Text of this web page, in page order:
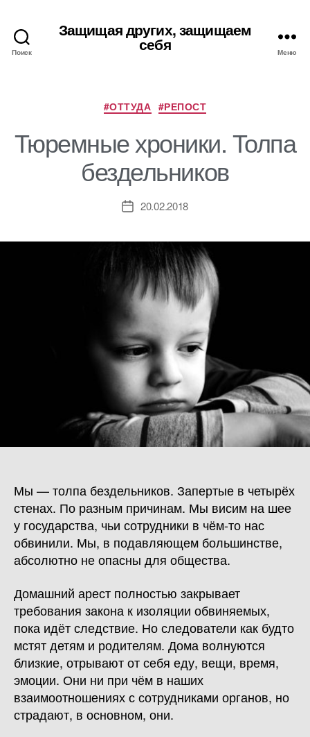
Поиск
Защищая других, защищаем
себя Меню
Рубрики
#ОТТУДА #РЕПОСТ
Тюремные хроники. Толпа
бездельников
Дата20.02.2018
Мы — толпа бездельников. Запертые в четырёх
стенах. По разным причинам. Мы висим на шее
у государства, чьи сотрудники в чём-то нас
обвинили. Мы, в подавляющем большинстве,
абсолютно не опасны для общества.
Домашний арест полностью закрывает
требования закона к изоляции обвиняемых,
пока идёт следствие. Но следователи как будто
мстят детям и родителям. Дома волнуются
близкие, отрывают от себя еду, вещи, время,
эмоции. Они ни при чём в наших
взаимоотношениях с сотрудниками органов, но
страдают, в основном, они.